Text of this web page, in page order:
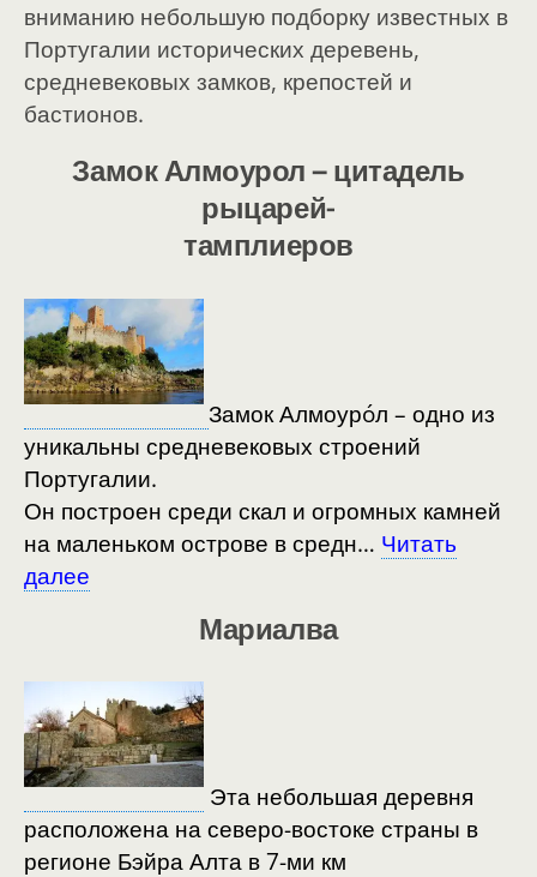
вниманию небольшую подборку известных в
Португалии исторических деревень,
средневековых замков, крепостей и
бастионов.
ЗамокАлмоурол – цитадель
рыцарей-
тамплиеров
Замок Алмоурóл – одно из
уникальны средневековых строений
Португалии.
Он построен среди скал и огромных камней
на маленьком острове в средн… Читать
далее
Мариалва
Эта небольшая деревня
расположена на северо-востоке страны в
регионе Бэйра Алта в 7-ми км